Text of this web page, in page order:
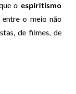
o espiritismo
entre o meio não
de filmes, de